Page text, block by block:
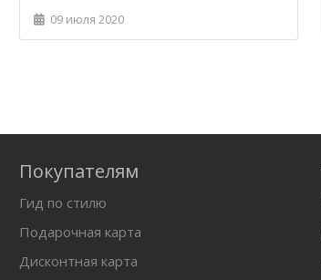
09 июля 2020
Покупателям
Гид по стилю
Подарочная карта
Дисконтная карта